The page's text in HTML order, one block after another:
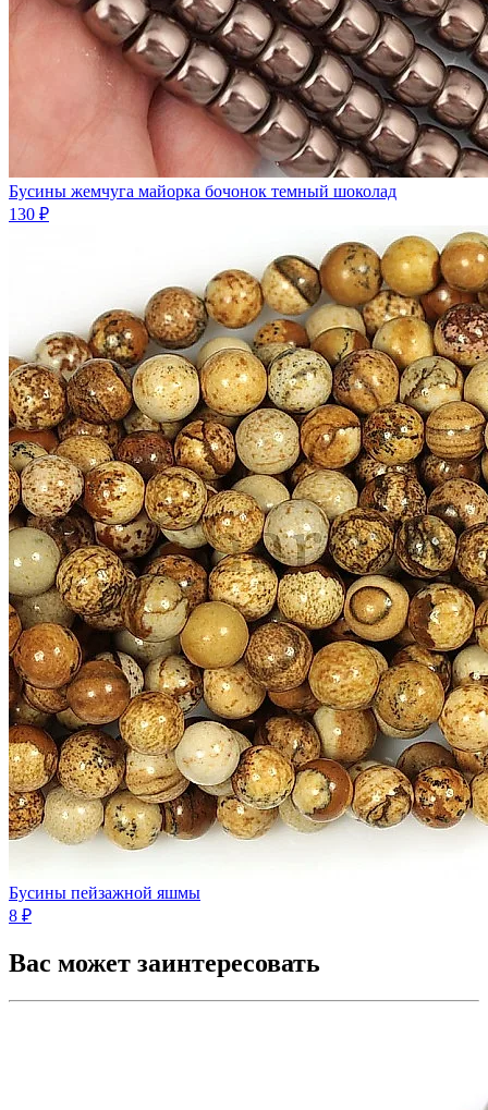
Бусины жемчуга майорка бочонок темный шоколад
130 ₽
Бусины пейзажной яшмы
8 ₽
Вас может заинтересовать